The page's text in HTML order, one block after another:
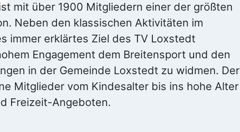
mit über 1900 Mitgliedern einer der größten
Neben den klassischen Aktivitäten im
immer erklärtes Ziel des TV Loxstedt
Engagement dem Breitensport und den
in der Gemeinde Loxstedt zu widmen. Der
Mitglieder vom Kindesalter bis ins hohe Alter
Freizeit-Angeboten.